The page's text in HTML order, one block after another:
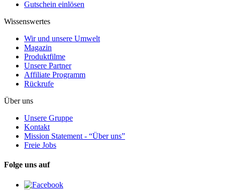
Gutschein einlösen
Wissenswertes
Wir und unsere Umwelt
Magazin
Produktfilme
Unsere Partner
Affiliate Programm
Rückrufe
Über uns
Unsere Gruppe
Kontakt
Mission Statement - “Über uns”
Freie Jobs
Folge uns auf